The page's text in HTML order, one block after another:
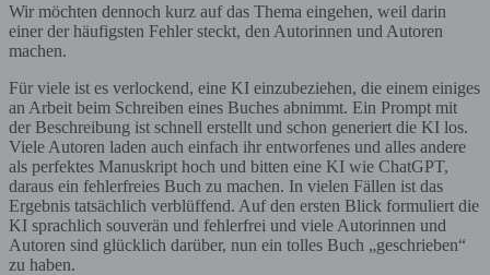
Wir möchten dennoch kurz auf das Thema eingehen, weil darin
einer der häufigsten Fehler steckt, den Autorinnen und Autoren
machen.
Für viele ist es verlockend, eine KI einzubeziehen, die einem einiges
an Arbeit beim Schreiben eines Buches abnimmt. Ein Prompt mit
der Beschreibung ist schnell erstellt und schon generiert die KI los.
Viele Autoren laden auch einfach ihr entworfenes und alles andere
als perfektes Manuskript hoch und bitten eine KI wie ChatGPT,
daraus ein fehlerfreies Buch zu machen. In vielen Fällen ist das
Ergebnis tatsächlich verblüffend. Auf den ersten Blick formuliert die
KI sprachlich souverän und fehlerfrei und viele Autorinnen und
Autoren sind glücklich darüber, nun ein tolles Buch „geschrieben“
zu haben.